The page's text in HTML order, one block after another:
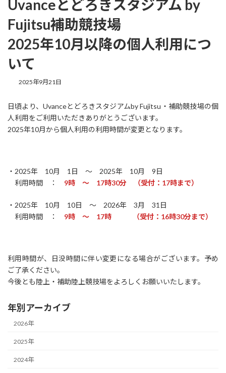
Uvanceとどろきスタジアム by
Fujitsu補助競技場
2025年10月以降の個人利用につ
いて
2025年9月21日
日頃より、Uvanceとどろきスタジアムby Fujitsu・補助競技場の個
人利用をご利用いただきありがとうございます。
2025年10月から個人利用の利用時間が変更となります。
・2025年 10月 1日 ～ 2025年 10月 9日
利用時間 ： 9時 ～ 17時30分 （受付：17時まで）
・2025年 10月 10日 ～ 2026年 3月 31日
利用時間 ： 9時 ～ 17時 （受付：16時30分まで）
利用時間が、日没時間に伴い変更になる場合がございます。予め
ご了承ください。
今後とも陸上・補助陸上競技場をよろしくお願いいたします。
年別アーカイブ
2026年
2025年
2024年